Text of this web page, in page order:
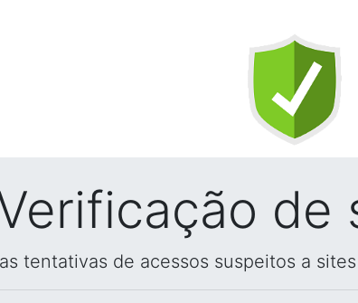
de
tentativas de acessos suspeitos a